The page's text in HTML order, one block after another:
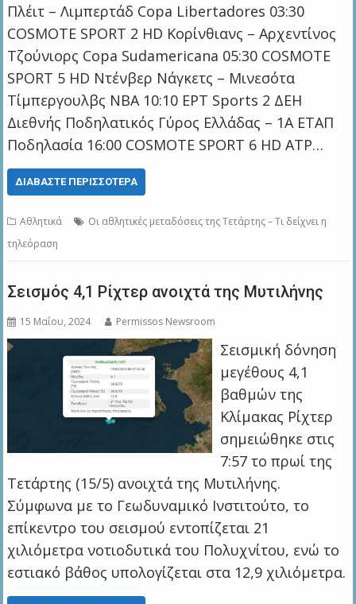
Πλέιτ – Λιμπερτάδ Copa Libertadores 03:30
COSMOTE SPORT 2 HD Κορίνθιανς – Αρχεντίνος
Τζούνιορς Copa Sudamericana 05:30 COSMOTE
SPORT 5 HD Ντένβερ Νάγκετς – Μινεσότα
Τίμπεργουλβς NBA 10:10 ΕΡΤ Sports 2 ΔΕΗ
Διεθνής Ποδηλατικός Γύρος Ελλάδας – 1Α ΕΤΑΠ
Ποδηλασία 16:00 COSMOTE SPORT 6 HD ATP…
ΔΙΑΒΆΣΤΕ ΠΕΡΙΣΣΌΤΕΡΑ
Αθλητικά
Οι αθλητικές μεταδόσεις της Τετάρτης – Τι δείχνει η
τηλεόραση
Σεισμός 4,1 Ρίχτερ ανοιχτά της Μυτιλήνης
15 Μαΐου, 2024 Permissos Newsroom
Σεισμική δόνηση
μεγέθους 4,1
βαθμών της
Κλίμακας Ρίχτερ
σημειώθηκε στις
7:57 το πρωί της
Τετάρτης (15/5) ανοιχτά της Μυτιλήνης.
Σύμφωνα με το Γεωδυναμικό Ινστιτούτο, το
επίκεντρο του σεισμού εντοπίζεται 21
χιλιόμετρα νοτιοδυτικά του Πολυχνίτου, ενώ το
εστιακό βάθος υπολογίζεται στα 12,9 χιλιόμετρα.